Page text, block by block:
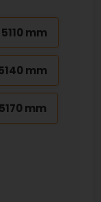
5110 mm
mm
5170 mm